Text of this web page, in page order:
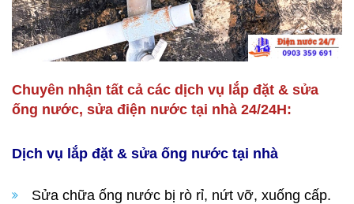
Chuyên nhận tất cả các dịch vụ lắp đặt & sửa
ống nước, sửa điện nước tại nhà 24/24H:
Dịch vụ lắp đặt & sửa ống nước tại nhà
Sửa chữa ống nước bị rò rỉ, nứt vỡ, xuống cấp.